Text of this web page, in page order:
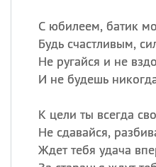
С юбилеем, батик
Будь счастливым,
Не ругайся и не
И не будешь
К цели ты всегда
Не сдавайся,
Ждет тебя удача